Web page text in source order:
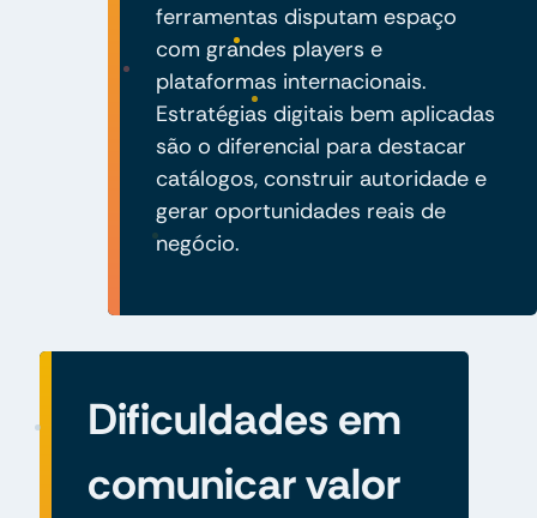
ferramentas disputam espaço
com grandes players e
plataformas internacionais.
Estratégias digitais bem aplicadas
são o diferencial para destacar
catálogos, construir autoridade e
gerar oportunidades reais de
negócio.
Dificuldades em
comunicar valor